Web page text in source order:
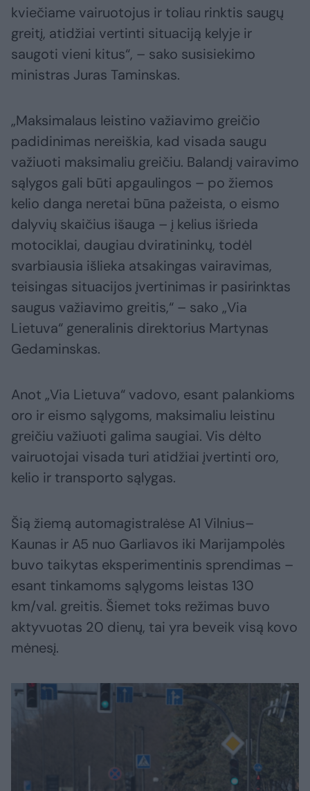
kviečiame vairuotojus ir toliau rinktis saugų
greitį, atidžiai vertinti situaciją kelyje ir
saugoti vieni kitus“, – sako susisiekimo
ministras Juras Taminskas.
„Maksimalaus leistino važiavimo greičio
padidinimas nereiškia, kad visada saugu
važiuoti maksimaliu greičiu. Balandį vairavimo
sąlygos gali būti apgaulingos – po žiemos
kelio danga neretai būna pažeista, o eismo
dalyvių skaičius išauga – į kelius išrieda
motociklai, daugiau dviratininkų, todėl
svarbiausia išlieka atsakingas vairavimas,
teisingas situacijos įvertinimas ir pasirinktas
saugus važiavimo greitis,“ – sako „Via
Lietuva“ generalinis direktorius Martynas
Gedaminskas.
Anot „Via Lietuva“ vadovo, esant palankioms
oro ir eismo sąlygoms, maksimaliu leistinu
greičiu važiuoti galima saugiai. Vis dėlto
vairuotojai visada turi atidžiai įvertinti oro,
kelio ir transporto sąlygas.
Šią žiemą automagistralėse A1 Vilnius–
Kaunas ir A5 nuo Garliavos iki Marijampolės
buvo taikytas eksperimentinis sprendimas –
esant tinkamoms sąlygoms leistas 130
km/val. greitis. Šiemet toks režimas buvo
aktyvuotas 20 dienų, tai yra beveik visą kovo
mėnesį.